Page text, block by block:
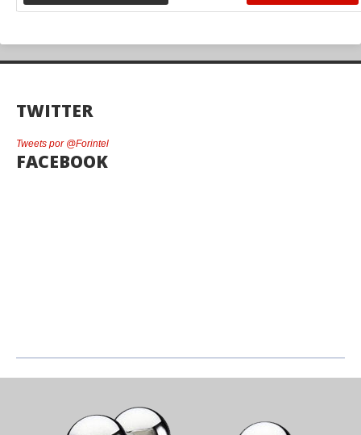
TWITTER
Tweets por @Forintel
FACEBOOK